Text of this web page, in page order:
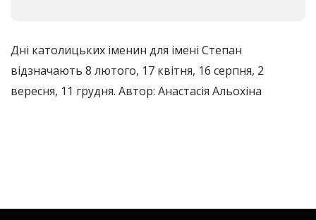
Дні католицьких іменин для імені Степан
відзначають 8 лютого, 17 квітня, 16 серпня, 2
вересня, 11 грудня. Автор: Анастасія Альохіна